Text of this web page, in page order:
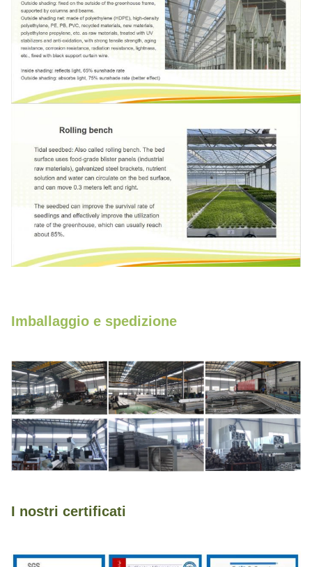
Imballaggio e spedizione
I nostri certificati